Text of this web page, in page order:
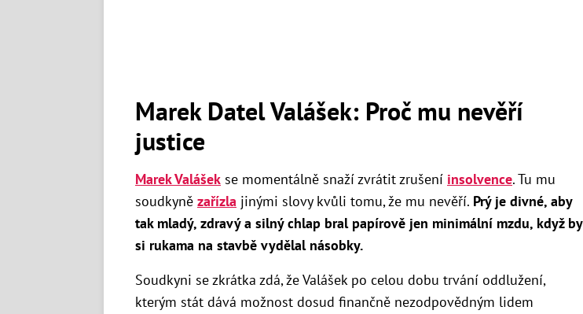
Marek Datel Valášek: Proč mu nevěří
justice
Marek Valášek se momentálně snaží zvrátit zrušení insolvence. Tu mu
soudkyně zařízla jinými slovy kvůli tomu, že mu nevěří. Prý je divné, aby
tak mladý, zdravý a silný chlap bral papírově jen minimální mzdu, když by
si rukama na stavbě vydělal násobky.
Soudkyni se zkrátka zdá, že Valášek po celou dobu trvání oddlužení,
kterým stát dává možnost dosud finančně nezodpovědným lidem